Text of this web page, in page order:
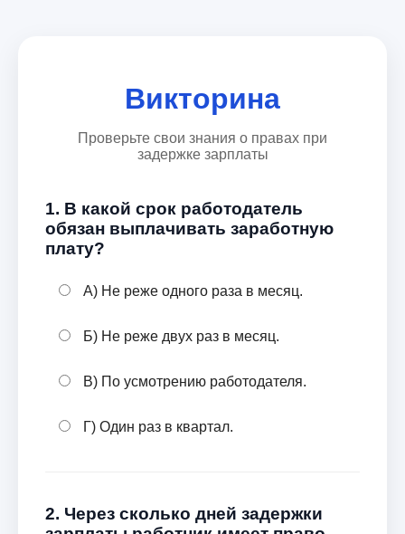
Викторина
Проверьте свои знания о правах при
задержке зарплаты
1. В какой срок работодатель
обязан выплачивать заработную
плату?
А) Не реже одного раза в месяц.
Б) Не реже двух раз в месяц.
В) По усмотрению работодателя.
Г) Один раз в квартал.
2. Через сколько дней задержки